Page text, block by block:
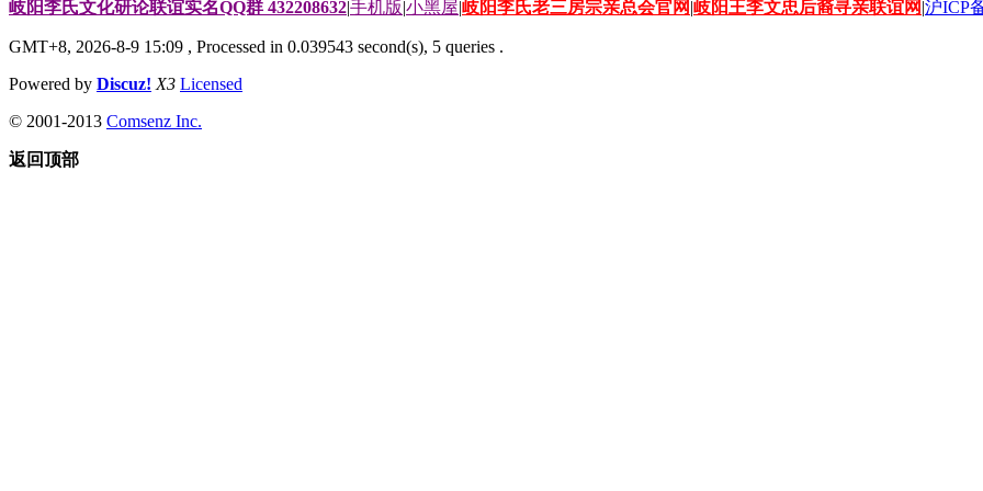
岐阳李氏文化研论联谊实名QQ群 432208632|手机版|小黑屋|岐阳李氏老三房宗亲总会官网|岐阳王李文忠后裔寻亲联谊网|沪ICP
GMT+8, 2026-8-9 15:09 , Processed in 0.039543 second(s), 5 queries .
Powered by Discuz! X3 Licensed
© 2001-2013 Comsenz Inc.
返回顶部